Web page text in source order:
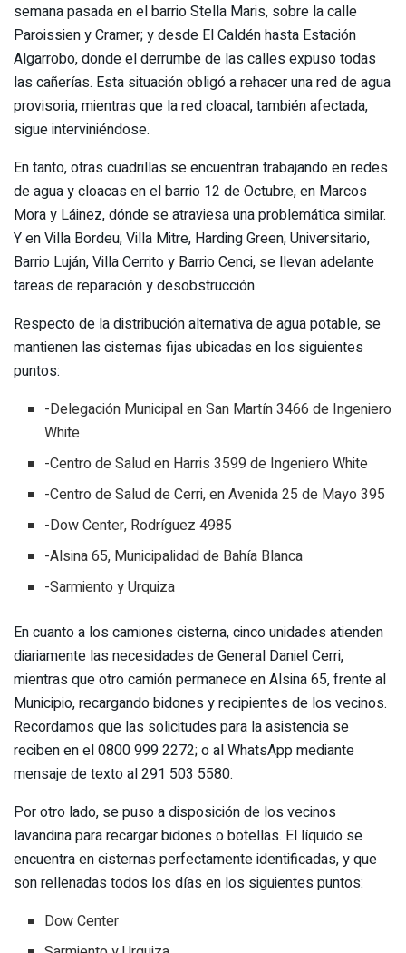
semana pasada en el barrio Stella Maris, sobre la calle
Paroissien y Cramer; y desde El Caldén hasta Estación
Algarrobo, donde el derrumbe de las calles expuso todas
las cañerías. Esta situación obligó a rehacer una red de agua
provisoria, mientras que la red cloacal, también afectada,
sigue interviniéndose.
En tanto, otras cuadrillas se encuentran trabajando en redes
de agua y cloacas en el barrio 12 de Octubre, en Marcos
Mora y Láinez, dónde se atraviesa una problemática similar.
Y en Villa Bordeu, Villa Mitre, Harding Green, Universitario,
Barrio Luján, Villa Cerrito y Barrio Cenci, se llevan adelante
tareas de reparación y desobstrucción.
Respecto de la distribución alternativa de agua potable, se
mantienen las cisternas fijas ubicadas en los siguientes
puntos:
-Delegación Municipal en San Martín 3466 de Ingeniero
White
-Centro de Salud en Harris 3599 de Ingeniero White
-Centro de Salud de Cerri, en Avenida 25 de Mayo 395
-Dow Center, Rodríguez 4985
-Alsina 65, Municipalidad de Bahía Blanca
-Sarmiento y Urquiza
En cuanto a los camiones cisterna, cinco unidades atienden
diariamente las necesidades de General Daniel Cerri,
mientras que otro camión permanece en Alsina 65, frente al
Municipio, recargando bidones y recipientes de los vecinos.
Recordamos que las solicitudes para la asistencia se
reciben en el 0800 999 2272; o al WhatsApp mediante
mensaje de texto al 291 503 5580.
Por otro lado, se puso a disposición de los vecinos
lavandina para recargar bidones o botellas. El líquido se
encuentra en cisternas perfectamente identificadas, y que
son rellenadas todos los días en los siguientes puntos:
Dow Center